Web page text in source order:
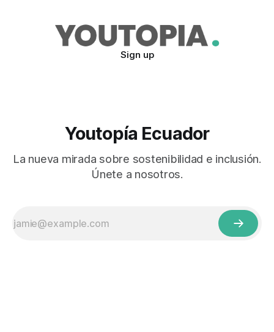
Sign up
Youtopía Ecuador
La nueva mirada sobre sostenibilidad e inclusión.
Únete a nosotros.